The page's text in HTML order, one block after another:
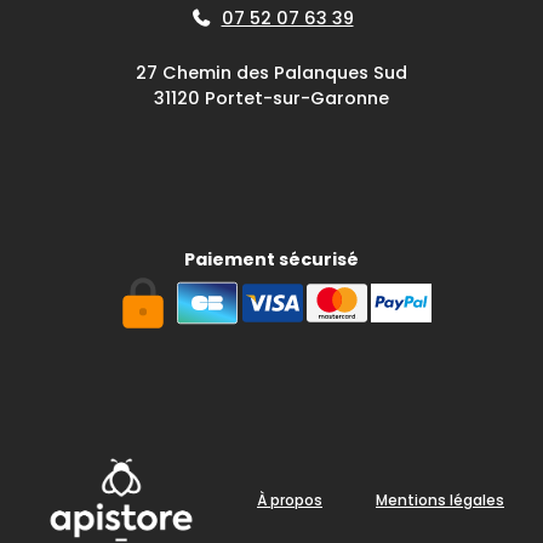
07 52 07 63 39
27 Chemin des Palanques Sud
31120 Portet-sur-Garonne
Paiement sécurisé
À propos Mentions légales